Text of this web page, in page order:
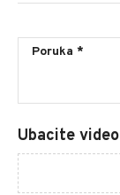
Ubacite